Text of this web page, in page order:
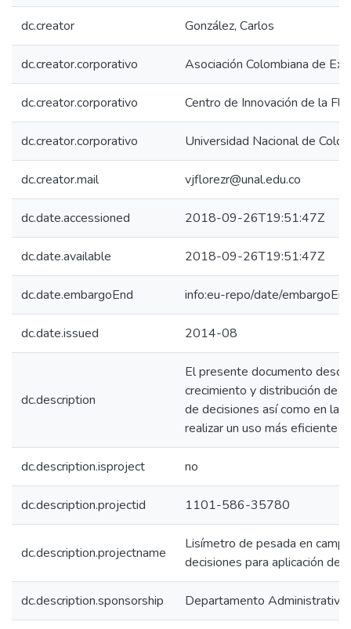
dc.creator González, Carlos
dc.creator.corporativo Asociación Colombiana de
dc.creator.corporativo Centro de Innovación de la
dc.creator.corporativo Universidad Nacional de
dc.creator.mail vjflorezr@unal.edu.co
dc.date.accessioned 2018-09-26T19:51:47Z
dc.date.available 2018-09-26T19:51:47Z
dc.date.embargoEnd info:eu-repo/date/
dc.date.issued 2014-08
dc.description
El presente documento
crecimiento y distribución de
de decisiones así como en la
realizar un uso más eficiente
dc.description.isproject no
dc.description.projectid 1101-586-35780
dc.description.projectname
Lisímetro de pesada en
decisiones para aplicación de
dc.description.sponsorship Departamento Administrativo